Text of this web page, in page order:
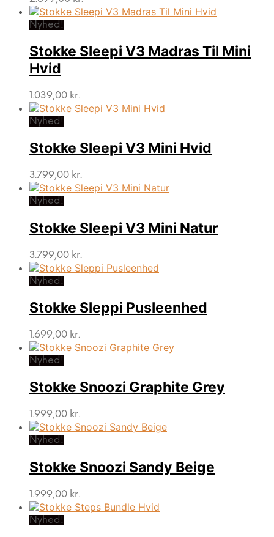
Nyhed!
Stokke Sleepi V3 Madras Til Mini
Hvid
1.039,00 kr.
Nyhed!
Stokke Sleepi V3 Mini Hvid
3.799,00 kr.
Nyhed!
Stokke Sleepi V3 Mini Natur
3.799,00 kr.
Nyhed!
Stokke Sleppi Pusleenhed
1.699,00 kr.
Nyhed!
Stokke Snoozi Graphite Grey
1.999,00 kr.
Nyhed!
Stokke Snoozi Sandy Beige
1.999,00 kr.
Nyhed!